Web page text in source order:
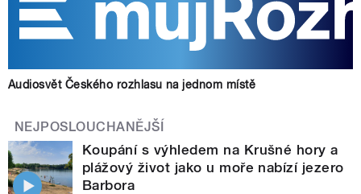
Audiosvět Českého rozhlasu na jednom místě
NEJPOSLOUCHANĚJŠÍ
Koupání s výhledem na Krušné hory a
plážový život jako u moře nabízí jezero
Barbora